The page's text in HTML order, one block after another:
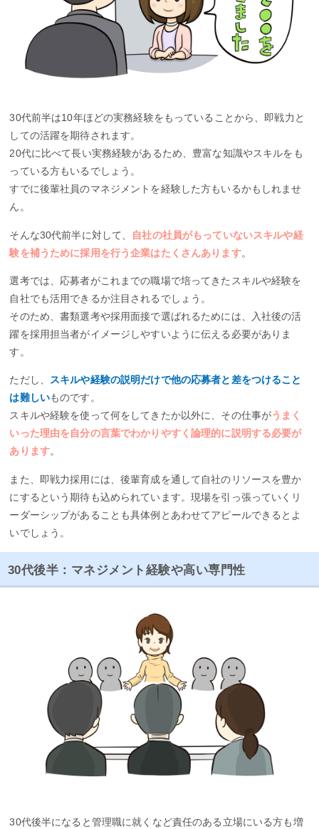
30代前半は10年ほどの実務経験をもっていることから、即戦力と
しての活躍を期待されます。
20代に比べて長い実務経験があるため、豊富な知識やスキルをも
っている方もいるでしょう。
すでに後輩社員のマネジメントを経験した方もいるかもしれませ
ん。
そんな30代前半に対して、
自社の社員がもっていないスキルや経
験を補うために採用を行う企業はたくさんあります。
選考では、応募者がこれまでの職場で培ってきたスキルや経験を
自社でも活用できるか注目されるでしょう。
そのため、書類選考や採用面接で選ばれるためには、入社後の活
躍を採用担当者がイメージしやすいように伝える必要がありま
す。
ただし、 スキルや経験の説明だけで他の応募者と差をつけること
は難しいものです。
スキルや経験を使って何をしてきたか以外に、その仕事がうまく
いった理由を自分の言葉でわかりやすく論理的に説明する必要が
あります。
また、即戦力採用には、後輩育成を通して自社のリソースを豊か
にするという期待も込められています。現場を引っ張っていくリ
ーダーシップがあることも具体例とあわせてアピールできるとよ
いでしょう。
30代後半：マネジメント経験や高い専門性
30代後半になると管理職に就くなど責任のある立場にいる方も増